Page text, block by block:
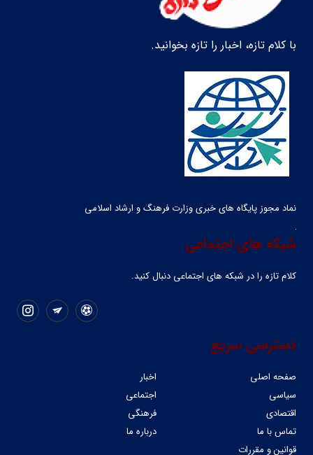
با کلام تازه، اخبار را تازه بخوانید.
نماد مجوز پایگاه های خبری وزارت فرهنگ و ارشاد اسلامی
شبکه های اجتماعی
کلام تازه را در شبکه ‌های اجتماعی دنبال کنید.
دسترسی سریع
صفحه اصلی
اخبار
سیاسی
اجتماعی
اقتصادی
فرهنگی
تماس با ما
درباره ما
قوانین و مقررات